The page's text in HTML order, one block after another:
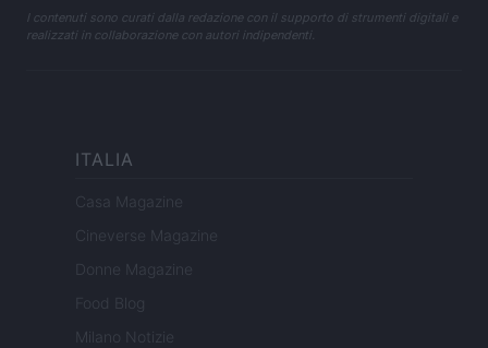
I contenuti sono curati dalla redazione con il supporto di strumenti digitali e
realizzati in collaborazione con autori indipendenti.
ITALIA
Casa Magazine
Cineverse Magazine
Donne Magazine
Food Blog
Milano Notizie